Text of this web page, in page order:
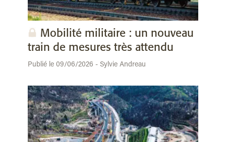
Mobilité militaire : un nouveau
train de mesures très attendu
Publié le 09/06/2026 - Sylvie Andreau